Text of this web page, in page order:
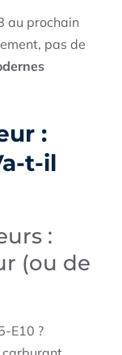
au prochain
pas de
:
t-il
:
(ou de
E10 ?